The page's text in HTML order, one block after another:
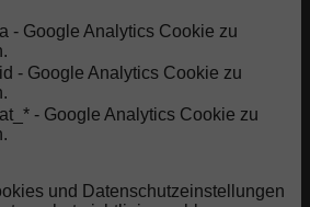
- Google Analytics Cookie zu
- Google Analytics Cookie zu
- Google Analytics Cookie zu
und Datenschutzeinstellungen